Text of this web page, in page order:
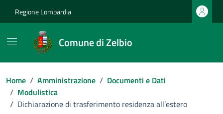
Regione Lombardia
Comune di Zelbio
Home / Amministrazione / Documenti e Dati
/ Modulistica
/ Dichiarazione di trasferimento residenza all’estero